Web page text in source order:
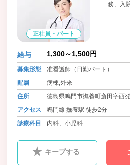
正社員・パート
務、入
給与 1,300～1,500円
募集形態
准看護師（日勤パート）
配属
病棟,外来
住所
徳島県鳴門市撫養町斎田字西
アクセス
鳴門線 撫養駅 徒歩2分
診療科目
内科、小児科
キープする